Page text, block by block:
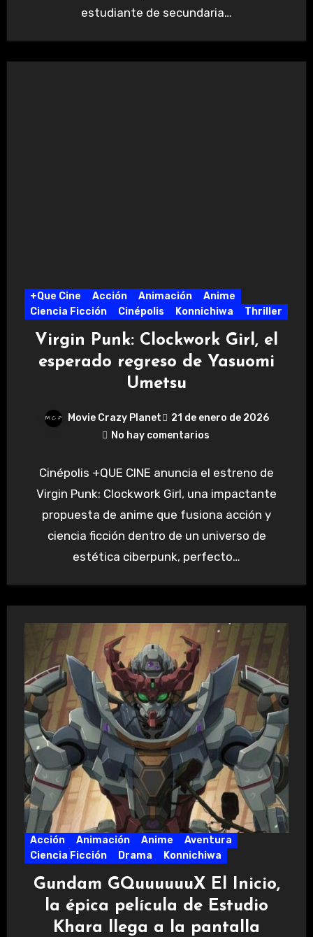
estudiante de secundaria…
+Que Cine Acción Animación
Anime
Ciencia Ficción
Cinépolis Konnichiwa Thriller
Virgin Punk: Clockwork Girl, el
esperado regreso de Yasuomi
Umetsu
Movie Crazy Planet
21 de enero de 2026
No hay comentarios
Cinépolis +QUE CINE anuncia el estreno de
Virgin Punk: Clockwork Girl, una impactante
propuesta de anime que fusiona acción y
ciencia ficción dentro de un universo de
estética ciberpunk, perfecto…
Acción Animación Anime
Aventura
Ciencia Ficción
Drama Konnichiwa
Gundam GQuuuuuuX El Inicio,
la épica película de Estudio
Khara llega a la pantalla